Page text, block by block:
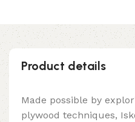
Product details
Made possible by
plywood techniques,